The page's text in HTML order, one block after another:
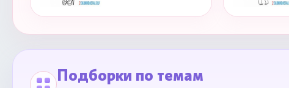
Подборки по темам